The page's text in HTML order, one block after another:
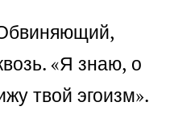
«Я знаю, о
твой эгоизм».